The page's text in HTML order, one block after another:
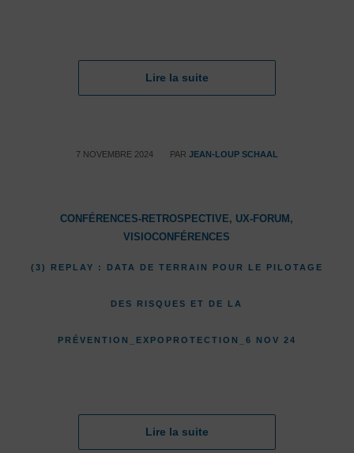
Lire la suite
7 NOVEMBRE 2024
/ PAR JEAN-LOUP SCHAAL
CONFÉRENCES-RETROSPECTIVE, UX-FORUM ,
VISIOCONFÉRENCES
(3) REPLAY : DATA DE TERRAIN POUR LE PILOTAGE
DES RISQUES ET DE LA
PRÉVENTION_EXPOPROTECTION_6 NOV 24
Lire la suite